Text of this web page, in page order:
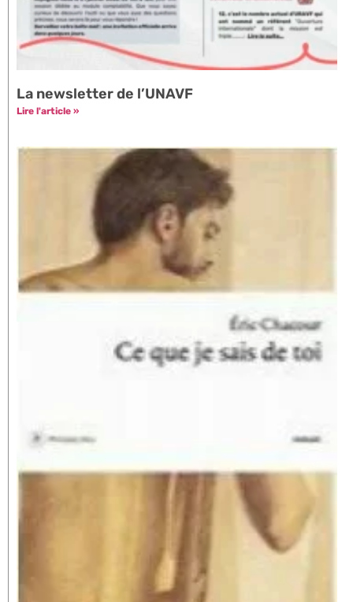
La newsletter de l’UNAVF
Lire l'article »